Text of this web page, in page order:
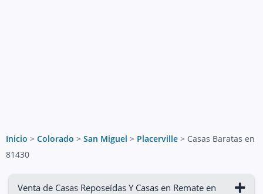
Inicio > Colorado > San Miguel > Placerville > Casas Baratas en
81430
Venta de Casas Reposeídas Y Casas en Remate en